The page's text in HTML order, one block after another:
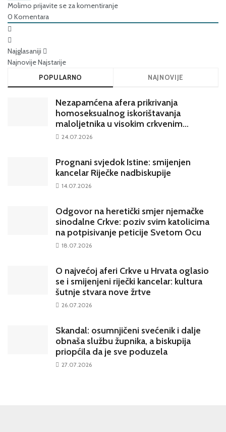
Molimo prijavite se za komentiranje
0 Komentara
Najglasaniji
NajnovijeNajstarije
POPULARNO NAJNOVIJE
Nezapamćena afera prikrivanja
homoseksualnog iskorištavanja
maloljetnika u visokim crkvenim
krugovima potresa Hrvatsku
24.07.2026
Prognani svjedok Istine: smijenjen
kancelar Riječke nadbiskupije
14.07.2026
Odgovor na heretički smjer njemačke
sinodalne Crkve: poziv svim katolicima
na potpisivanje peticije Svetom Ocu
18.07.2026
O najvećoj aferi Crkve u Hrvata oglasio
se i smijenjeni riječki kancelar: kultura
šutnje stvara nove žrtve
26.07.2026
Skandal: osumnjičeni svećenik i dalje
obnaša službu župnika, a biskupija
priopćila da je sve poduzela
27.07.2026